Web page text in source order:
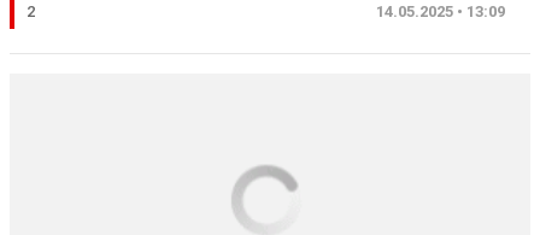
2 14.05.2025 • 13:09